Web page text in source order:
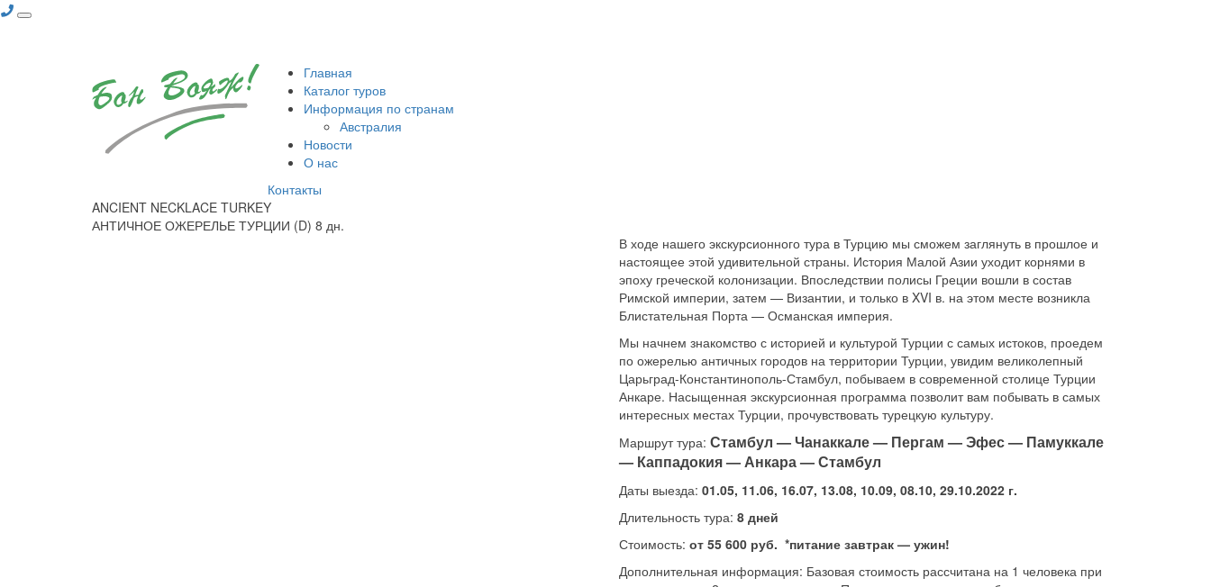
Главная
Каталог туров
Информация по странам
Австралия
Новости
О нас
Контакты
ANCIENT NECKLACE TURKEY
АНТИЧНОЕ ОЖЕРЕЛЬЕ ТУРЦИИ (D) 8 дн.
В ходе нашего экскурсионного тура в Турцию мы сможем заглянуть в прошлое и
настоящее этой удивительной страны. История Малой Азии уходит корнями в
эпоху греческой колонизации. Впоследствии полисы Греции вошли в состав
Римской империи, затем — Византии, и только в XVI в. на этом месте возникла
Блистательная Порта — Османская империя.
Мы начнем знакомство с историей и культурой Турции с самых истоков, проедем
по ожерелью античных городов на территории Турции, увидим великолепный
Царьград-Константинополь-Стамбул, побываем в современной столице Турции
Анкаре. Насыщенная экскурсионная программа позволит вам побывать в самых
интересных местах Турции, прочувствовать турецкую культуру.
Маршрут тура: Стамбул — Чанаккале — Пергам — Эфес — Памуккале
— Каппадокия — Анкара — Стамбул
Даты выезда: 01.05, 11.06, 16.07, 13.08, 10.09, 08.10, 29.10.2022 г.
Длительность тура: 8 дней
Стоимость: от 55 600 руб. *питание завтрак — ужин!
Дополнительная информация: Базовая стоимость рассчитана на 1 человека при